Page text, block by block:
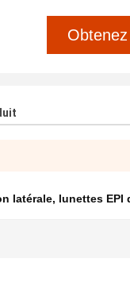
latérale, lunettes EPI